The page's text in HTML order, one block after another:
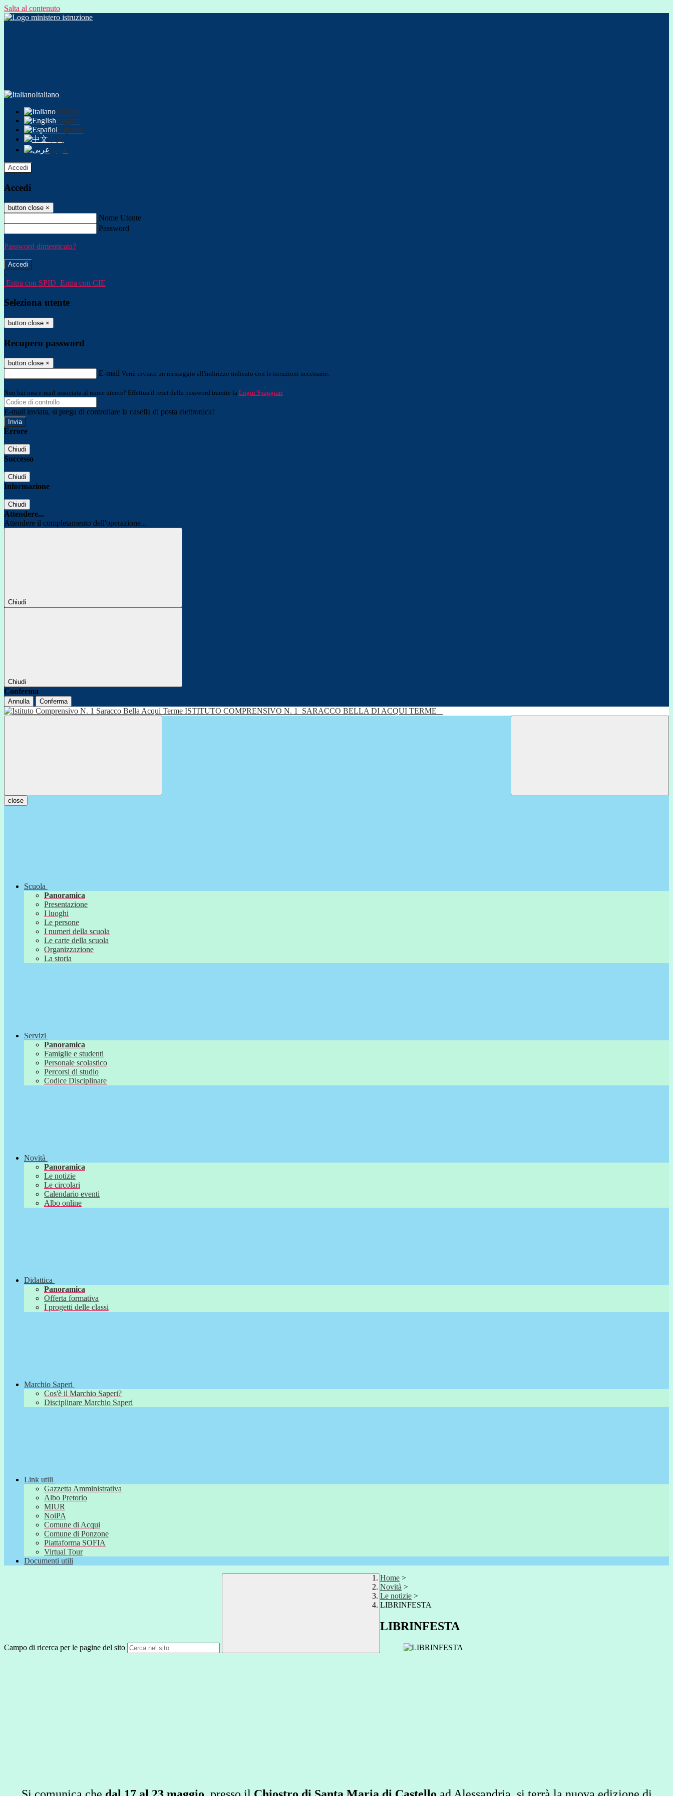
Salta al contenuto
Italiano
Italiano
English
Español
中文
عربى
Accedi
Accedi
button close ×
Nome Utente
Password
Password dimenticata?
-
Entra con SPID Entra con CIE
Seleziona utente
button close ×
Recupero password
button close ×
E-mail Verrà inviato un messaggio all'indirizzo indicato con le istruzioni necessarie.
Non hai una e-mail associata al nome utente? Effettua il reset della password tramite la Login Spaggiari
E-mail inviata, si prega di controllare la casella di posta elettronica!
Errore
Chiudi
Successo
Chiudi
Informazione
Chiudi
Attendere...
Attendere il completamento dell'operazione...
Chiudi
Chiudi
Conferma
Annulla Conferma
ISTITUTO COMPRENSIVO N. 1 SARACCO BELLA DI ACQUI TERME
close
Scuola
Panoramica
Presentazione
I luoghi
Le persone
I numeri della scuola
Le carte della scuola
Organizzazione
La storia
Servizi
Panoramica
Famiglie e studenti
Personale scolastico
Percorsi di studio
Codice Disciplinare
Novità
Panoramica
Le notizie
Le circolari
Calendario eventi
Albo online
Didattica
Panoramica
Offerta formativa
I progetti delle classi
Marchio Saperi
Cos'è il Marchio Saperi?
Disciplinare Marchio Saperi
Link utili
Gazzetta Amministrativa
Albo Pretorio
MIUR
NoiPA
Comune di Acqui
Comune di Ponzone
Piattaforma SOFIA
Virtual Tour
Documenti utili
Campo di ricerca per le pagine del sito
Home >
Novità >
Le notizie >
LIBRINFESTA
LIBRINFESTA